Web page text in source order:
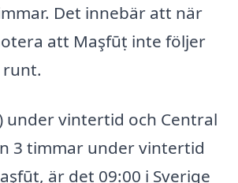
Det innebär att när
att Maşfūṭ inte följer
under vintertid och Central
3 timmar under vintertid
är det 09:00 i Sverige